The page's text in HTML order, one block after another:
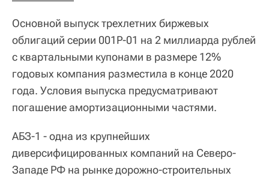
Основной выпуск трехлетних биржевых
облигаций серии 001Р-01 на 2 миллиарда рублей
с квартальными купонами в размере 12%
годовых компания разместила в конце 2020
года. Условия выпуска предусматривают
погашение амортизационными частями.
АБЗ-1 - одна из крупнейших
диверсифицированных компаний на Северо-
Западе РФ на рынке дорожно-строительных